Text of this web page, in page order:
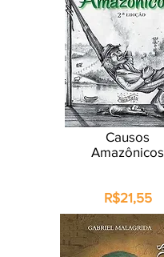
Causos
Amazônicos
R$21,55